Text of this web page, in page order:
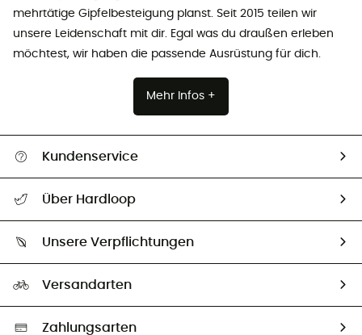
mehrtätige Gipfelbesteigung planst. Seit 2015 teilen wir
unsere Leidenschaft mit dir. Egal was du draußen erleben
möchtest, wir haben die passende Ausrüstung für dich.
Mehr Infos +
Kundenservice
Größentabelle
Über Hardloop
Unsere Botschafter
Unsere Verpflichtungen
Auswahl an nachhaltigen Produkten
Versandarten
Zahlungsarten